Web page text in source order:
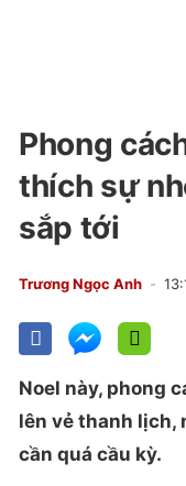
Phong
thích sự
sắp tới
Trương Ngọc Anh
Noel này, phong
lên vẻ thanh lịch,
cần quá cầu kỳ.